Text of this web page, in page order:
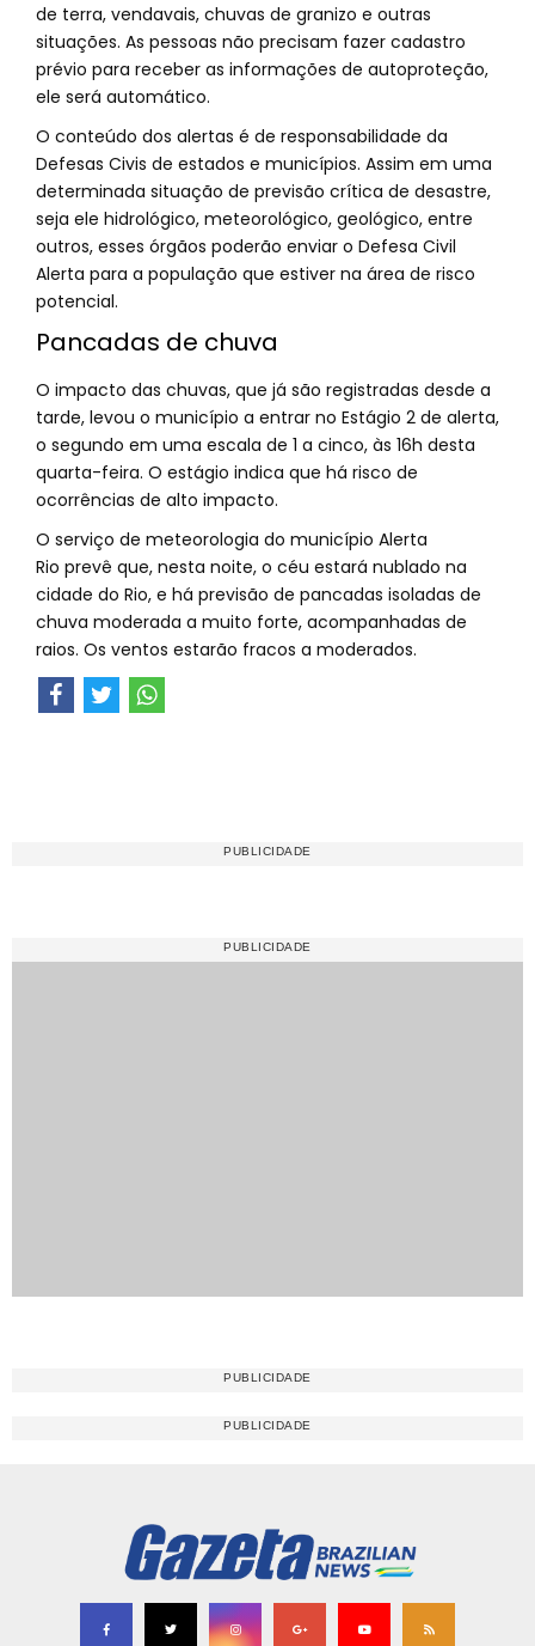
de terra, vendavais, chuvas de granizo e outras
situações. As pessoas não precisam fazer cadastro
prévio para receber as informações de autoproteção,
ele será automático.
O conteúdo dos alertas é de responsabilidade da
Defesas Civis de estados e municípios. Assim em uma
determinada situação de previsão crítica de desastre,
seja ele hidrológico, meteorológico, geológico, entre
outros, esses órgãos poderão enviar o Defesa Civil
Alerta para a população que estiver na área de risco
potencial.
Pancadas de chuva
O impacto das chuvas, que já são registradas desde a
tarde, levou o município a entrar no Estágio 2 de alerta,
o segundo em uma escala de 1 a cinco, às 16h desta
quarta-feira. O estágio indica que há risco de
ocorrências de alto impacto.
O serviço de meteorologia do município Alerta
Rio prevê que, nesta noite, o céu estará nublado na
cidade do Rio, e há previsão de pancadas isoladas de
chuva moderada a muito forte, acompanhadas de
raios. Os ventos estarão fracos a moderados.